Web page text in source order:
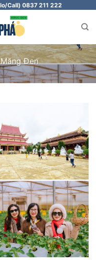
Call) 0837 211 222
Đen